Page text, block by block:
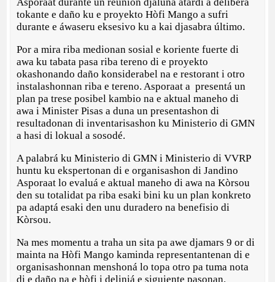
tokante e daño ku e proyekto Hòfi Mango a sufri
durante e áwaseru eksesivo ku a kai djasabra último.
Por a mira riba medionan sosial e koriente fuerte di
awa ku tabata pasa riba tereno di e proyekto
okashonando daño konsiderabel na e restorant i otro
instalashonnan riba e tereno. Asporaat a presentá un
plan pa trese posibel kambio na e aktual maneho di
awa i Minister Pisas a duna un presentashon di
resultadonan di inventarisashon ku Ministerio di GMN
a hasi di lokual a sosodé.
A palabrá ku Ministerio di GMN i Ministerio di VVRP
huntu ku ekspertonan di e organisashon di Jandino
Asporaat lo evaluá e aktual maneho di awa na Kòrsou
den su totalidat pa riba esaki bini ku un plan konkreto
pa adaptá esaki den unu duradero na benefisio di
Kòrsou.
Na mes momentu a traha un sita pa awe djamars 9 or di
mainta na Hòfi Mango kaminda representantenan di e
organisashonnan menshoná lo topa otro pa tuma nota
di e daño na e hòfi i deliniá e siguiente pasonan.